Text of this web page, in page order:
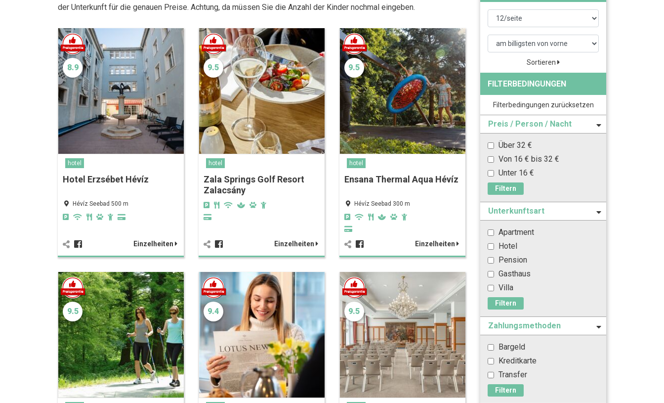
der Unterkunft für die genauen Preise. Achtung, da müssen Sie die Anzahl der Kinder nochmal eingeben.
8.9
hotel
Hotel Erzsébet Hévíz
Hévíz Seebad 500 m
Einzelheiten
9.5
hotel
Zala Springs Golf Resort
Zalacsány
Einzelheiten
9.5
hotel
Ensana Thermal Aqua Hévíz
Hévíz Seebad 300 m
Einzelheiten
9.5 9.4 9.5
Sortieren
FILTERBEDINGUNGEN
Filterbedingungen zurücksetzen
Preis / Person / Nacht
Über 32 €
Von 16 € bis 32 €
Unter 16 €
Filtern
Unterkunftsart
Apartment
Hotel
Pension
Gasthaus
Villa
Filtern
Zahlungsmethoden
Bargeld
Kreditkarte
Transfer
Filtern